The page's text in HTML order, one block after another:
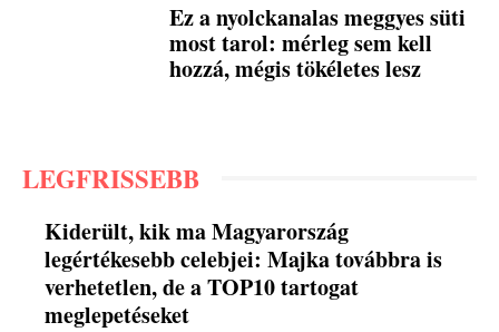
Ez a nyolckanalas meggyes süti
most tarol: mérleg sem kell
hozzá, mégis tökéletes lesz
LEGFRISSEBB
Kiderült, kik ma Magyarország
legértékesebb celebjei: Majka továbbra is
verhetetlen, de a TOP10 tartogat
meglepetéseket